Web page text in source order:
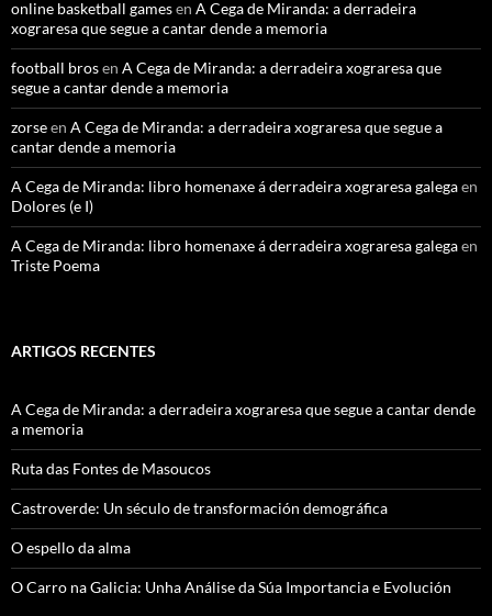
online basketball gamesen A Cega de Miranda: a derradeira
xograresa que segue a cantar dende a memoria
football brosen A Cega de Miranda: a derradeira xograresa que
segue a cantar dende a memoria
zorseen A Cega de Miranda: a derradeira xograresa que segue a
cantar dende a memoria
A Cega de Miranda: libro homenaxe á derradeira xograresa galegaen
Dolores (e I)
A Cega de Miranda: libro homenaxe á derradeira xograresa galegaen
Triste Poema
ARTIGOS RECENTES
A Cega de Miranda: a derradeira xograresa que segue a cantar dende
a memoria
Ruta das Fontes de Masoucos
Castroverde: Un século de transformación demográfica
O espello da alma
O Carro na Galicia: Unha Análise da Súa Importancia e Evolución